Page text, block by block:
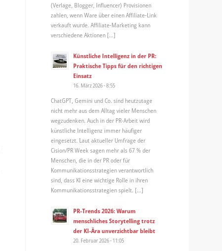
(Verlage, Blogger, Influencer) Provisionen
zahlen, wenn Ware über einen Affiliate-Link
verkauft wurde. Affiliate-Marketing kann
verschiedene Aktionen […]
Künstliche Intelligenz in der PR:
Praktische Tipps für den richtigen
Einsatz
16. März 2026 - 8:55
ChatGPT, Gemini und Co. sind heutzutage
nicht mehr aus dem Alltag vieler Menschen
wegzudenken. Auch in der PR-Arbeit wird
künstliche Intelligenz immer häufiger
eingesetzt. Laut aktueller Umfrage der
Cision/PR Week sagen mehr als 67 % der
Menschen, die in der PR oder für
Kommunikationsstrategien verantwortlich
sind, dass KI eine wichtige Rolle in ihren
Kommunikationsstrategien spielt. […]
PR-Trends 2026: Warum
menschliches Storytelling trotz
der KI-Ära unverzichtbar bleibt
20. Februar 2026 - 11:05